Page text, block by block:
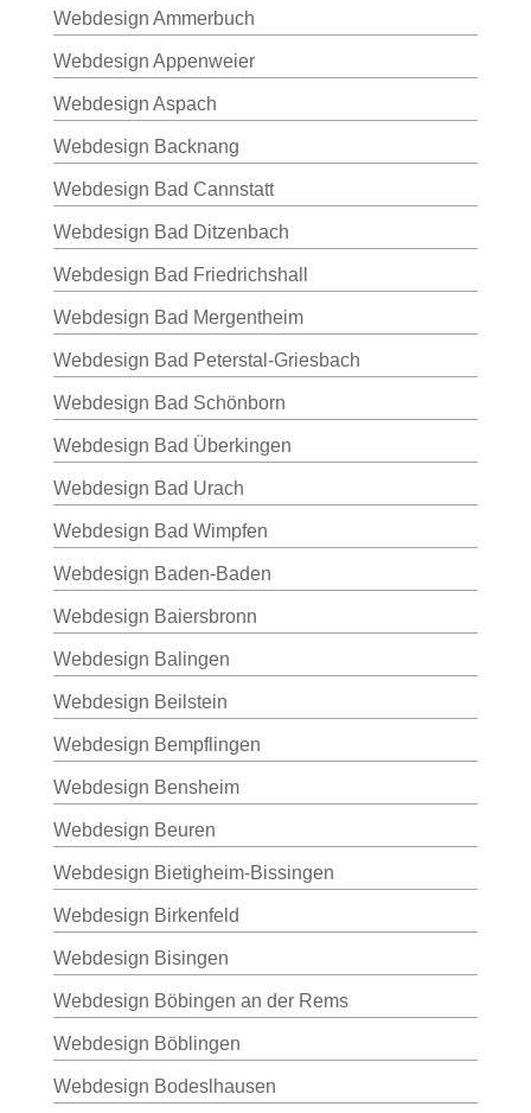
Webdesign Ammerbuch
Webdesign Appenweier
Webdesign Aspach
Webdesign Backnang
Webdesign Bad Cannstatt
Webdesign Bad Ditzenbach
Webdesign Bad Friedrichshall
Webdesign Bad Mergentheim
Webdesign Bad Peterstal-Griesbach
Webdesign Bad Schönborn
Webdesign Bad Überkingen
Webdesign Bad Urach
Webdesign Bad Wimpfen
Webdesign Baden-Baden
Webdesign Baiersbronn
Webdesign Balingen
Webdesign Beilstein
Webdesign Bempflingen
Webdesign Bensheim
Webdesign Beuren
Webdesign Bietigheim-Bissingen
Webdesign Birkenfeld
Webdesign Bisingen
Webdesign Böbingen an der Rems
Webdesign Böblingen
Webdesign Bodeslhausen